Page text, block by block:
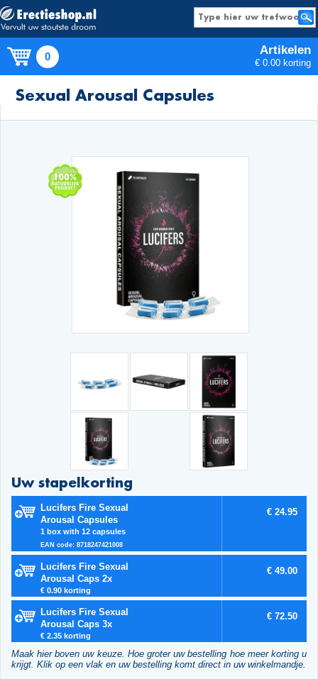
0 Artikelen
€ 0.00 korting
Producten
Sexual Arousal Capsules
Uw stapelkorting
Lucifers Fire Sexual
Arousal Capsules
1 box with 12 capsules
EAN code: 8718247421008
€ 24.95
Lucifers Fire Sexual
Arousal Caps 2x
€ 0.90 korting
€ 49.00
Lucifers Fire Sexual
Arousal Caps 3x
€ 2.35 korting
€ 72.50
Maak hier boven uw keuze. Hoe groter uw bestelling hoe meer korting u
krijgt. Klik op een vlak en uw bestelling komt direct in uw winkelmandje.